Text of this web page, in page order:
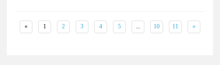
为了展示其能够快速交付对氢的广泛部署至关
重要的存储设备的机器，Roth将于10月17日至
« 1 2 3 4 5 10 11 »